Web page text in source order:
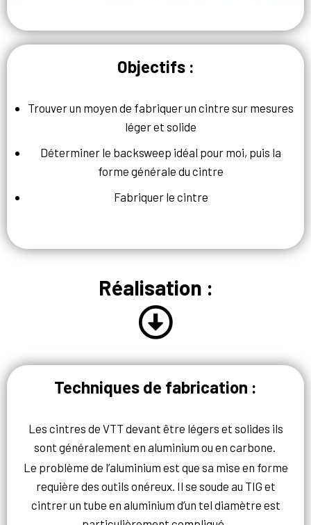
Objectifs :
Trouver un moyen de fabriquer un cintre sur mesures
léger et solide
Déterminer le backsweep idéal pour moi, puis la
forme générale du cintre
Fabriquer le cintre
Réalisation :
Techniques de fabrication :
Les cintres de VTT devant être légers et solides ils
sont généralement en aluminium ou en carbone.
Le problème de l’aluminium est que sa mise en forme
requière des outils onéreux. Il se soude au TIG et
cintrer un tube en aluminium d’un tel diamètre est